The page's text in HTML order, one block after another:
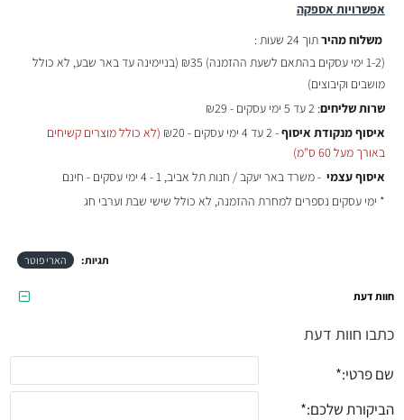
אפשרויות אספקה
משלוח מהירתוך 24 שעות :
(1-2 ימי עסקים בהתאם לשעת ההזמנה)
₪35 (בניימינה עד באר שבע, לא כולל
מושבים וקיבוצים)
שרות שליחים: 2 עד 5 ימי עסקים - ₪29
איסוף מנקודת איסוף- 2 עד 4 ימי עסקים - ₪20
(לא כולל מוצרים קשיחים
באורך מעל 60 ס"מ)
איסוף עצמי - משרד באר יעקב / חנות תל אביב, 1 - 4 ימי עסקים - חינם
* ימי עסקים נספרים למחרת ההזמנה, לא כולל שישי שבת וערבי חג
תגיות: הארי פוטר
חוות דעת
כתבו חוות דעת
שם פרטי:
הביקורת שלכם: